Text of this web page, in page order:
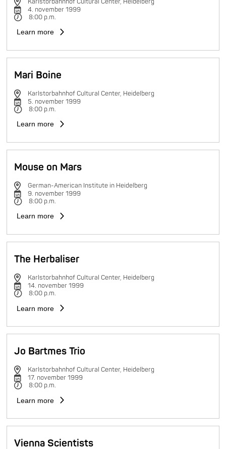
4. november 1999
8:00 p.m.
Learn more
Mari Boine
Karlstorbahnhof Cultural Center, Heidelberg
5. november 1999
8:00 p.m.
Learn more
Mouse on Mars
German-American Institute in Heidelberg
9. november 1999
8:00 p.m.
Learn more
The Herbaliser
Karlstorbahnhof Cultural Center, Heidelberg
14. november 1999
8:00 p.m.
Learn more
Jo Bartmes Trio
Karlstorbahnhof Cultural Center, Heidelberg
17. november 1999
8:00 p.m.
Learn more
Vienna Scientists